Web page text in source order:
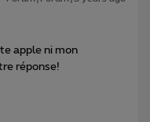
apple ni mon
réponse!